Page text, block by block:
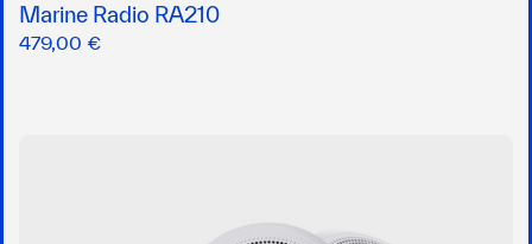
Marine Radio RA210
479,00 €